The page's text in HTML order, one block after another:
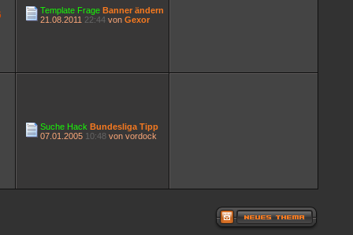
Template Frage Banner ändern
21.08.2011 22:44 von Gexor
Suche Hack Bundesliga Tipp
07.01.2005 10:48 von vordock